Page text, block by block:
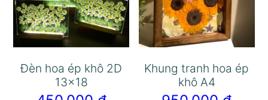
Đèn hoa ép khô 2D
13×18
Khung tranh hoa ép
khô A4